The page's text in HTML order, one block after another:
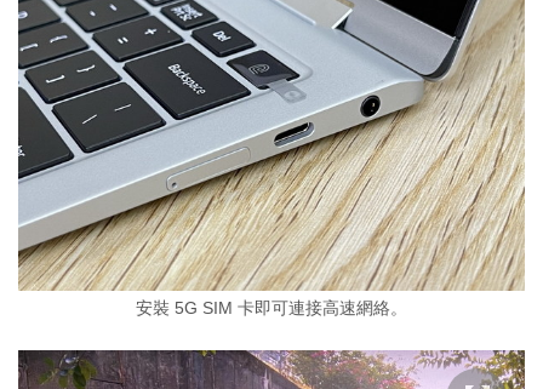
安裝 5G SIM 卡即可連接高速網絡。